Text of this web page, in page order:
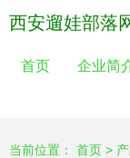
西安遛娃部落
首页 企业简
当前位置： 首页 >